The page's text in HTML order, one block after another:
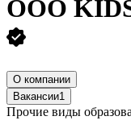
ООО
О компании
Вакансии1
Прочие виды